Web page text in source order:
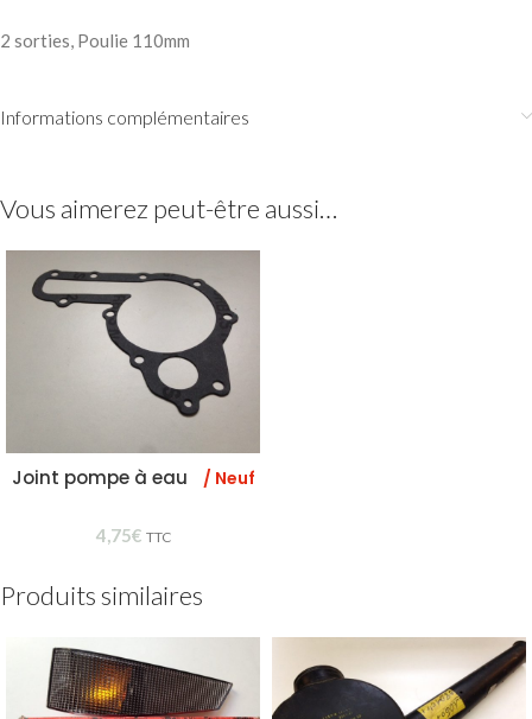
2 sorties, Poulie 110mm
Informations complémentaires
Vous aimerez peut-être aussi…
Joint pompe à eau / Neuf
4,75€ TTC
Produits similaires